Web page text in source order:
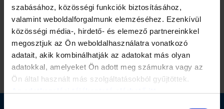
szabásához, közösségi funkciók biztosításához,
valamint weboldalforgalmunk elemzéséhez. Ezenkívül
közösségi média-, hirdető- és elemező partnereinkkel
megosztjuk az Ön weboldalhasználatra vonatkozó
adatait, akik kombinálhatják az adatokat más olyan
adatokkal, amelyeket Ön adott meg számukra vagy az
Ön által használt más szolgáltatásokból gyűjtöttek.